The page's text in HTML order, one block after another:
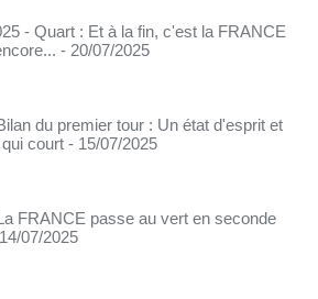
- Quart : Et à la fin, c'est la FRANCE
- 20/07/2025
du premier tour : Un état d'esprit et
court - 15/07/2025
FRANCE passe au vert en seconde
07/2025